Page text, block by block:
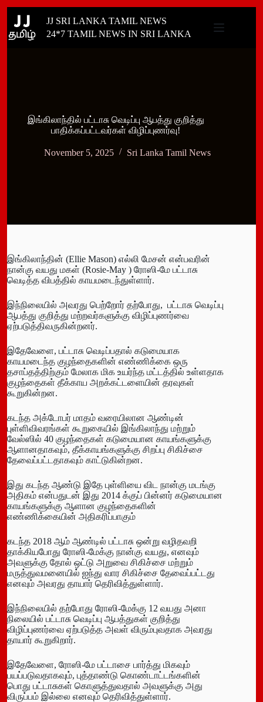
content
JJ SRI LANKA TAMIL NEWS
24*7 TAMIL NEWS IN SRI LANKA
இங்கிலாந்தில் பட்டாசு வெடிப்பு ஆபத்து குறித்து
பாதிக்கப்பட்டவர்கள் விழிப்புணர்வு!
November 5, 2025 Sri Lanka Tamil News
இங்கிலாந்தின் (Ellie Mason) எல்லி மேசன் என்பவரின்
நான்கு வயது மகள் (Rosie-May ) ரோஸி-மே பட்டாசு
வெடித்த விபத்தில் காயமடைந்துள்ளார்.
இந்நிலையில் அவரது பெற்றோர் தற்போது, ​​ பட்டாசு வெடிப்பு
ஆபத்து குறித்து மற்றவர்களுக்கு விழிப்புணர்வை
ஏற்படுத்திவருகின்றனர்.
இதேவேளை, பட்டாசு வெடிப்பதால் கடுமையாக
காயமடைந்த குழந்தைகளின் எண்ணிக்கை ஒரு
தசாப்தத்திற்கும் மேலாக மிக உயர்ந்த மட்டத்தில் உள்ளதாக
குழந்தைகள் தீக்காய அறக்கட்டளையின் தரவுகள்
கூறுகின்றன.
கடந்த அக்டோபர் மாதம் வரையிலான ஆண்டின்
புள்ளிவிவரங்கள் கூறுகையில் இங்கிலாந்து மற்றும்
வேல்ஸில் 40 குழந்தைகள் கடுமையான காயங்களுக்கு
ஆளானதாகவும், தீக்காயங்களுக்கு சிறப்பு சிகிச்சை
தேவைப்பட்டதாகவும் காட்டுகின்றன.
இது கடந்த ஆண்டு இதே புள்ளியை விட நான்கு மடங்கு
அதிகம் என்பதுடன் இது 2014 க்குப் பின்னர் கடுமையான
காயங்களுக்கு ஆளான குழந்தைகளின்
எண்ணிக்கையின் அதிகரிப்பாகும்
கடந்த 2018 ஆம் ஆண்டில் பட்டாசு ஒன்று வழிதவறி
தாக்கியபோது ரோஸி-மேக்கு நான்கு வயது, எனவும்
அவளுக்கு தோல் ஒட்டு அறுவை சிகிச்சை மற்றும்
மருத்துவமனையில் ஐந்து வார சிகிச்சை தேவைப்பட்டது
எனவும் அவரது தாயார் தெரிவித்துள்ளார்.
இந்நிலையில் தற்போது ரோஸி-மேக்கு 12 வயது அனா
நிலையில் பட்டாசு வெடிப்பு ஆபத்துகள் குறித்து
விழிப்புணர்வை ஏற்படுத்த அவள் விரும்புவதாக அவரது
தாயார் கூறுகிறார்.
இதேவேளை, ரோஸி-மே பட்டாசை பார்த்து மிகவும்
பயப்படுவதாகவும், புத்தாண்டு கொண்டாட்டங்களின்
பொது பட்டாசுகள் கொளுத்துவதால் அவளுக்கு அது
விருப்பம் இல்லை எனவும் தெரிவித்துள்ளார்.